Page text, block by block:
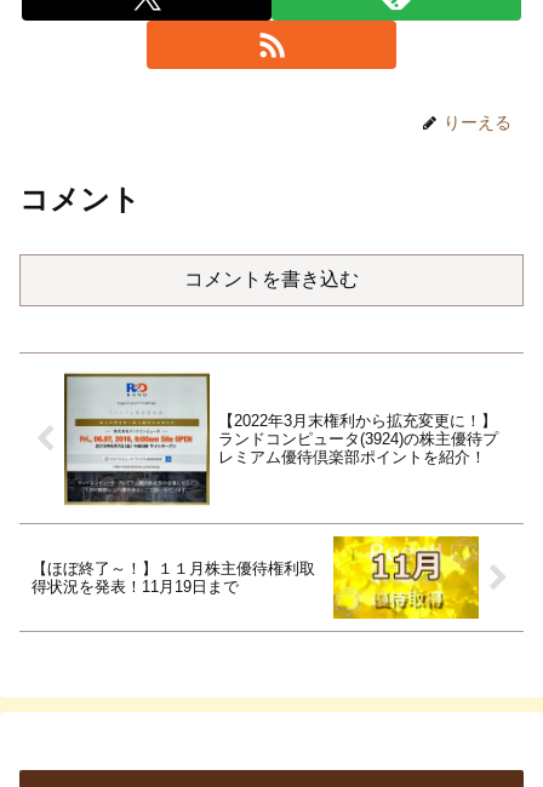
りーえる
コメント
コメントを書き込む
【2022年3月末権利から拡充変更に！】
ランドコンピュータ(3924)の株主優待プ
レミアム優待倶楽部ポイントを紹介！
【ほぼ終了～！】１１月株主優待権利取
得状況を発表！11月19日まで